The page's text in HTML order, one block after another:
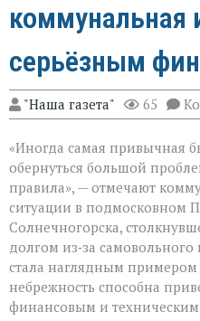
коммунальная
серьёзным
"Наша газета" 65
«Иногда самая привычная
обернуться большой
правила», — отмечают
ситуации в подмосковном
Солнечногорска,
долгом из‑за
стала наглядным примером
небрежность способна
финансовым и техническим